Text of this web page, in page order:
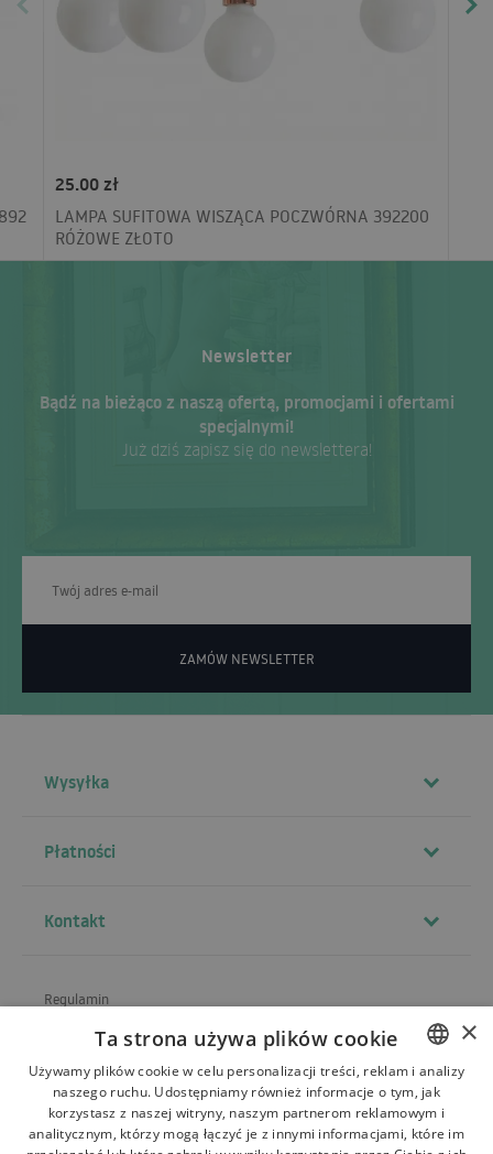
25.00 zł
LAMPA SUFITOWA WISZĄCA POCZWÓRNA 392200
RÓŻOWE ZŁOTO
Newsletter
Bądź na bieżąco z naszą ofertą, promocjami i ofertami
specjalnymi!
Już dziś zapisz się do newslettera!
ZAMÓW NEWSLETTER
Wysyłka
Płatności
Kontakt
Regulamin
Wysyłka
Zwroty i reklamacje
POLISH
BULGARIAN
×
Ta strona używa plików cookie
Używamy plików cookie w celu personalizacji treści, reklam i analizy
naszego ruchu. Udostępniamy również informacje o tym, jak
korzystasz z naszej witryny, naszym partnerom reklamowym i
analitycznym, którzy mogą łączyć je z innymi informacjami, które im